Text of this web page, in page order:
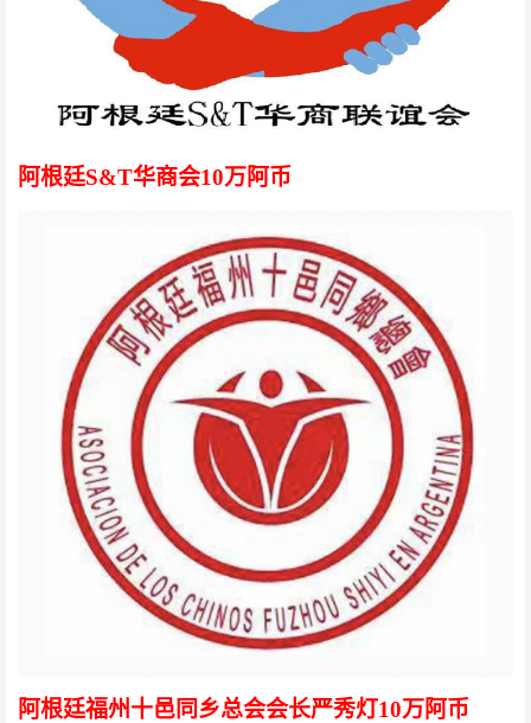
阿根廷S&T华商会10万阿币
阿根廷福州十邑同乡总会会长严秀灯10万阿币